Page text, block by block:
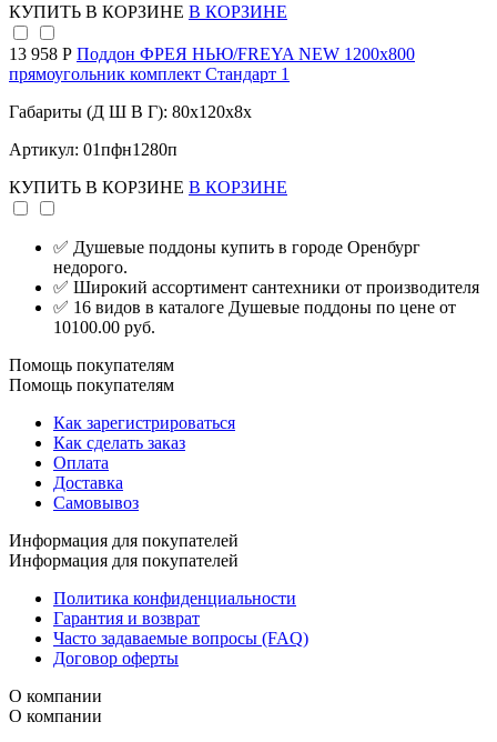
КУПИТЬ В КОРЗИНЕ В КОРЗИНЕ
13 958 Р Поддон ФРЕЯ НЬЮ/FREYA NEW 1200х800
прямоугольник комплект Стандарт 1
Габариты (Д Ш В Г): 80x120x8x
Артикул: 01пфн1280п
КУПИТЬ В КОРЗИНЕ В КОРЗИНЕ
✅ Душевые поддоны купить в городе Оренбург
недорого.
✅ Широкий ассортимент сантехники от производителя
✅ 16 видов в каталоге Душевые поддоны по цене от
10100.00 руб.
Помощь покупателям
Помощь покупателям
Как зарегистрироваться
Как сделать заказ
Оплата
Доставка
Самовывоз
Информация для покупателей
Информация для покупателей
Политика конфиденциальности
Гарантия и возврат
Часто задаваемые вопросы (FAQ)
Договор оферты
О компании
О компании